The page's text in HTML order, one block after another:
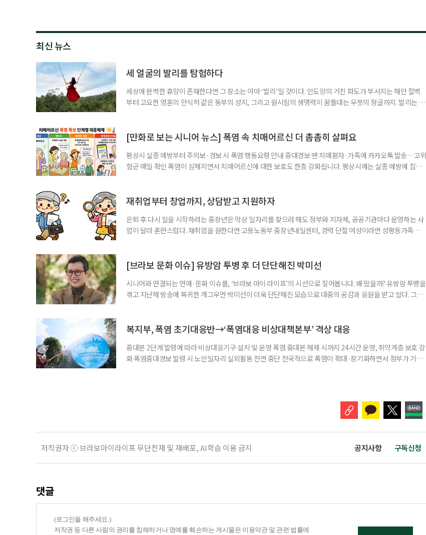
최신 뉴스
세 얼굴의 발리를 탐험하다
세상에 완벽한 휴양이 존재한다면 그 장소는 아마 ‘발리’일 것이다. 인도양의 거친 파도가 부서지는 해안 절벽
부터 고요한 영혼의 안식처 같은 동부의 성지, 그리고 원시림의 생명력이 꿈틀대는 우붓의 정글까지. 발리는 머
순한 휴양을 넘어 오감이 깨어나는 특별한 여정을 원한다면, 미지의 매력으로 가득 찬 발리의 세 가지 얼굴
[만화로 보는 시니어 뉴스] 폭염 속 치매어르신 더 촘촘히 살펴요
평상시 실종 예방부터 주의보·경보 시 폭염 행동요령 안내 중대경보 땐 치매환자·가족에 카카오톡 발송…고위
험군 매일 확인 폭염이 심해지면서 치매어르신에 대한 보호도 한층 강화됩니다. 평상시에는 실종 예방에 집중
매어르신은 인지기능 저하로 폭염 상황을 제대로 인식하거나 스스로 적절하게 대처하는 데 어려움을 겪을 수
재취업부터 창업까지, 상담받고 지원하자
은퇴 후 다시 일을 시작하려는 중장년은 막상 일자리를 찾으려 해도 정부와 지자체, 공공기관마다 운영하는 사
업이 달라 혼란스럽다. 재취업을 원한다면 고용노동부 중장년내일센터, 경력 단절 여성이라면 성평등가족부
준비부터 구직 수당까지 고용노동부 국민취업지원제도 구직활동이 쉽지 않은 사람을 위한 제도다. 개인별 취
업 지원 계획을 세
[브라보 문화 이슈] 유방암 투병 후 더 단단해진 박미선
시니어와 연결되는 연예·문화 이슈를, ‘브라보 마이 라이프’의 시선으로 짚어봅니다. 왜 떴을까? 유방암 투병을
겪고 지난해 방송에 복귀한 개그우먼 박미선이 더욱 단단해진 모습으로 대중의 공감과 응원을 받고 있다. 그러
까. 오랜 방송 생활 뒤 전해진 투병 소식 박미선은 재치 있는 말솜씨와 공감 능력으로
복지부, 폭염 초기대응반→‘폭염대응 비상대책본부’ 격상 대응
중대본 2단계 발령에 따라 비상대응기구 설치 및 운영 폭염 중대본 해제 시까지 24시간 운영, 취약계층 보호 강
화 폭염중대경보 발령 시 노인일자리 실외활동 전면 중단 전국적으로 폭염이 확대·장기화하면서 정부가 기존
저작권자 ⓒ 브라보마이라이프 무단전재 및 재배포, AI학습 이용 금지 공지사항 구독신청
댓글